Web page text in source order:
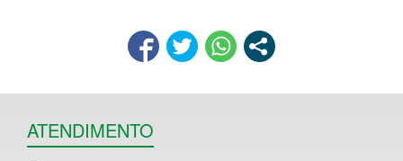
ATENDIMENTO